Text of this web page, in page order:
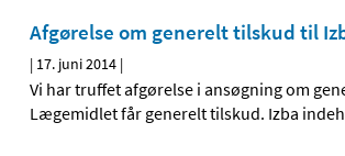
Afgørelse om generelt tilskud til
| 17. juni 2014 |
Vi har truffet afgørelse i ansøgning om
Lægemidlet får generelt tilskud. Izba